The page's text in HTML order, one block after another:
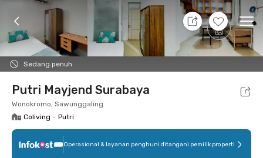
+8
Sedang penuh
9 Agt 26 - Belum tahu
Foto Fasilitas bersama Lokasi Kamar
Putri Mayjend Surabaya
Wonokromo, Sawunggaling
Coliving • Putri
Operasional & layanan penghuni ditangani pemilik properti